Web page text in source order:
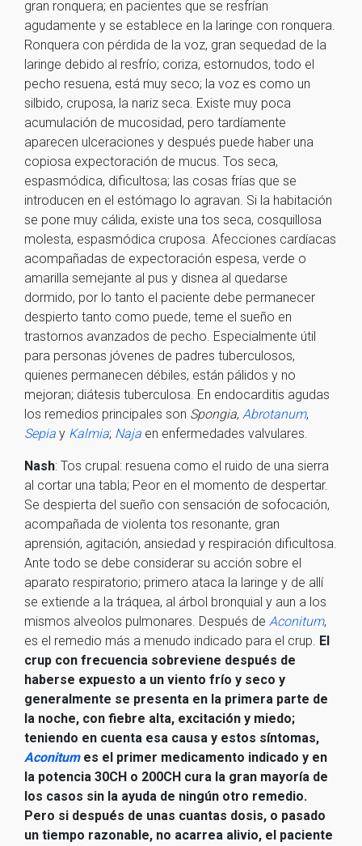
gran ronquera; en pacientes que se resfrían
agudamente y se establece en la laringe con ronquera.
Ronquera con pérdida de la voz, gran sequedad de la
laringe debido al resfrío; coriza, estornudos, todo el
pecho resuena, está muy seco; la voz es como un
silbido, cruposa, la nariz seca. Existe muy poca
acumulación de mucosidad, pero tardíamente
aparecen ulceraciones y después puede haber una
copiosa expectoración de mucus. Tos seca,
espasmódica, dificultosa; las cosas frías que se
introducen en el estómago lo agravan. Si la habitación
se pone muy cálida, existe una tos seca, cosquillosa
molesta, espasmódica cruposa. Afecciones cardíacas
acompañadas de expectoración espesa, verde o
amarilla semejante al pus y disnea al quedarse
dormido, por lo tanto el paciente debe permanecer
despierto tanto como puede, teme el sueño en
trastornos avanzados de pecho. Especialmente útil
para personas jóvenes de padres tuberculosos,
quienes permanecen débiles, están pálidos y no
mejoran; diátesis tuberculosa. En endocarditis agudas
los remedios principales son Spongia, Abrotanum,
Sepia y Kalmia; Naja en enfermedades valvulares.
Nash: Tos crupal: resuena como el ruido de una sierra
al cortar una tabla; Peor en el momento de despertar.
Se despierta del sueño con sensación de sofocación,
acompañada de violenta tos resonante, gran
aprensión, agitación, ansiedad y respiración dificultosa.
Ante todo se debe considerar su acción sobre el
aparato respiratorio; primero ataca la laringe y de allí
se extiende a la tráquea, al árbol bronquial y aun a los
mismos alveolos pulmonares. Después de Aconitum,
es el remedio más a menudo indicado para el crup. El
crup con frecuencia sobreviene después de
haberse expuesto a un viento frío y seco y
generalmente se presenta en la primera parte de
la noche, con fiebre alta, excitación y miedo;
teniendo en cuenta esa causa y estos síntomas,
Aconitum es el primer medicamento indicado y en
la potencia 30CH o 200CH cura la gran mayoría de
los casos sin la ayuda de ningún otro remedio.
Pero si después de unas cuantas dosis, o pasado
un tiempo razonable, no acarrea alivio, el paciente